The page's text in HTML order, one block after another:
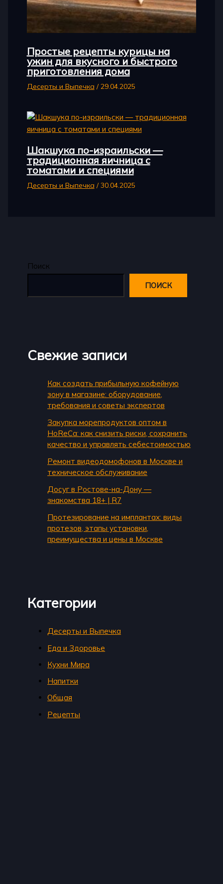
Простые рецепты курицы на
ужин для вкусного и быстрого
приготовления дома
Десерты и Выпечка /29.04.2025
Шакшука по-израильски —
традиционная яичница с
томатами и специями
Десерты и Выпечка /30.04.2025
Поиск
ПОИСК
Свежие записи
Как создать прибыльную кофейную
зону в магазине: оборудование,
требования и советы экспертов
Закупка морепродуктов оптом в
HoReCa: как снизить риски, сохранить
качество и управлять себестоимостью
Ремонт видеодомофонов в Москве и
техническое обслуживание
Досуг в Ростове-на-Дону —
знакомства 18+ | R7
Протезирование на имплантах: виды
протезов, этапы установки,
преимущества и цены в Москве
Категории
Десерты и Выпечка
Еда и Здоровье
Кухни Мира
Напитки
Общая
Рецепты